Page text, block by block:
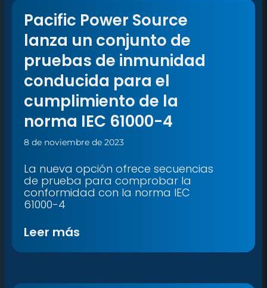
Pacific Power Source
lanza un conjunto de
pruebas de inmunidad
conducida para el
cumplimiento de la
norma IEC 61000-4
8 de noviembre de 2023
La nueva opción ofrece secuencias
de prueba para comprobar la
conformidad con la norma IEC
61000-4
Leer más